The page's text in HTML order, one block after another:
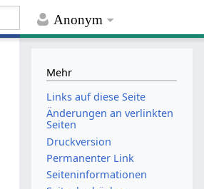
Anonym
Mehr
Links auf diese Seite
Änderungen an verlinkten
Seiten
Druckversion
Permanenter Link
Seiten­­informationen